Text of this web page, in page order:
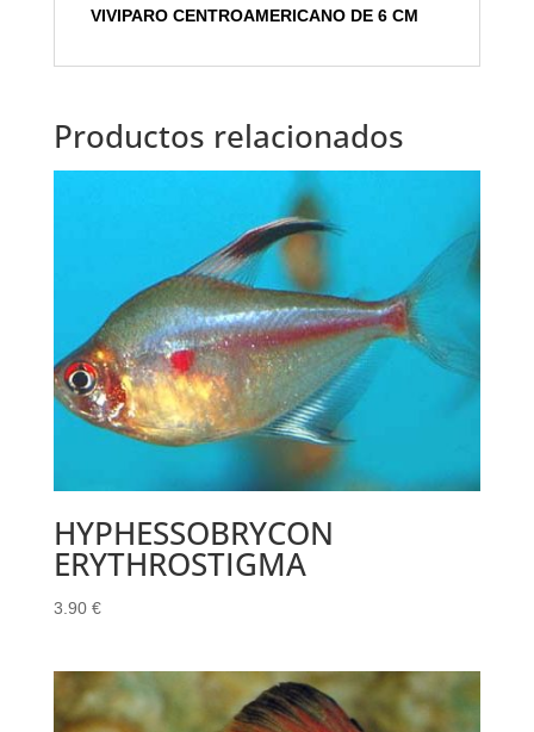
VIVIPARO CENTROAMERICANO DE 6 CM
Productos relacionados
HYPHESSOBRYCON
ERYTHROSTIGMA
3.90 €